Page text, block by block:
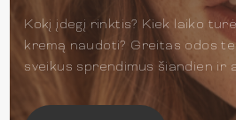
Kokį įdegį rinktis? Kiek laiko
kremą naudoti? Greitas odos
sveikus sprendimus šiandien ir